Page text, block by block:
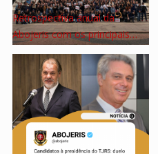
Retrospectiva anual da
Abojeris com os principais…